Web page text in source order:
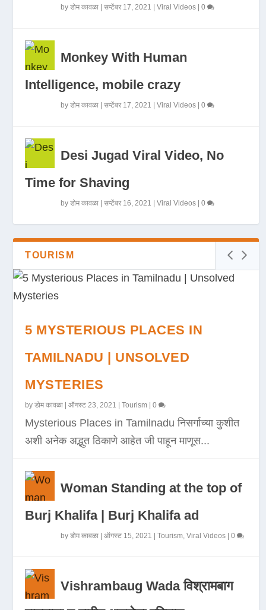
byडोम कावळा |सप्टेंबर 17, 2021 |Viral Videos |0
Monkey With Human
Intelligence, mobile crazy
byडोम कावळा |सप्टेंबर 17, 2021 |Viral Videos |0
Desi Jugad Viral Video, No
Time for Shaving
byडोम कावळा |सप्टेंबर 16, 2021 |Viral Videos |0
TOURISM
5 MYSTERIOUS PLACES IN
TAMILNADU | UNSOLVED
MYSTERIES
byडोम कावळा |ऑगस्ट 23, 2021 |Tourism |0
Mysterious Places in Tamilnadu निसर्गाच्या कुशीत
अशी अनेक अद्भुत ठिकाणे आहेत जी पाहून माणूस...
Woman Standing at the top of
Burj Khalifa | Burj Khalifa ad
byडोम कावळा |ऑगस्ट 15, 2021 |Tourism,Viral Videos |0
Vishrambaug Wada विश्रामबाग